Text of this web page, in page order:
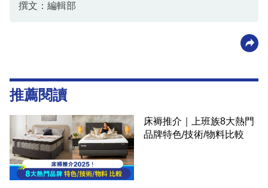
撰文：編輯部
推薦閱讀
床褥推介｜上班族8大熱門
品牌特色/技術/物料比較